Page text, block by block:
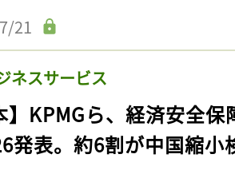
21
ネスサービス
】KPMGら、経済安全
発表。約6割が中国縮小